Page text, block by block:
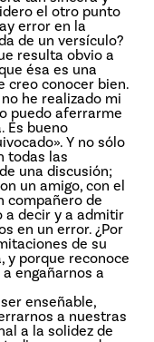
el otro punto
error en la
de un versículo?
resulta obvio a
ésa es una
creo conocer bien.
he realizado mi
puedo aferrarme
Es bueno
Y no sólo
todas las
una discusión;
un amigo, con el
compañero de
a decir y a admitir
en un error. ¿Por
de su
y porque reconoce
engañarnos a
enseñable,
a nuestras
a la solidez de